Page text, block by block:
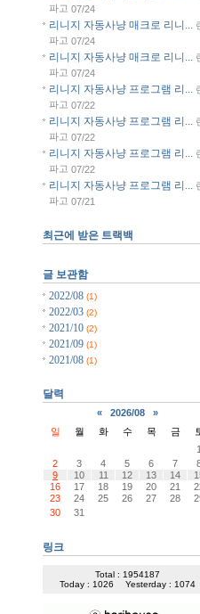
파고 07/24
리니지 자동사냥 매크로 리니...
파고 07/24
리니지 자동사냥 매크로 리니...
파고 07/24
리니지 자동사냥 프로그램 리...
파고 07/22
리니지 자동사냥 프로그램 리...
파고 07/22
리니지 자동사냥 프로그램 리...
파고 07/22
리니지 자동사냥 프로그램 리...
파고 07/21
최근에 받은 트랙백
글 보관함
2022/08 (1)
2022/03 (2)
2021/10 (2)
2021/09 (1)
2021/08 (1)
달력
« 2026/08
»
일
월 화 수 목 금
1
2
3 4 5 6 7
9
10 11 12 13 14
16
17 18 19 20 21
23
24 25 26 27 28
30
31
링크
Total : 1954187
Today : 1026
Yesterday : 1074